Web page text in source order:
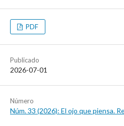
PDF
Publicado
2026-07-01
Número
Núm. 33 (2026): El ojo que piensa.